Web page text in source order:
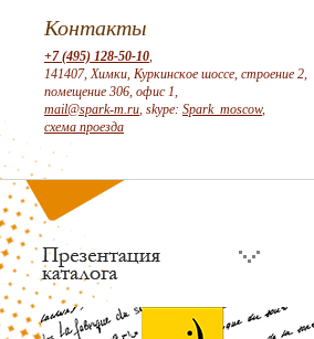
Контакты
+7 (495) 128-50-10,
141407, Химки, Куркинское шоссе, строение 2,
помещение 306, офис 1,
mail@spark-m.ru, skype: Spark_moscow,
схема проезда